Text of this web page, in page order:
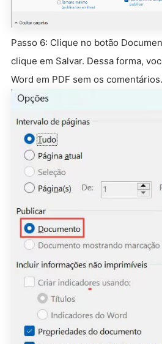
Passo 6: Clique no botão
clique em Salvar. Dessa forma,
Word em PDF sem os comentários.